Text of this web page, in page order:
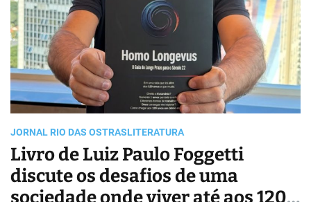
m
e
JORNAL RIO DAS OSTRASLITERATURA
Livro de Luiz Paulo Foggetti
discute os desafios de uma
sociedade onde viver até aos 120